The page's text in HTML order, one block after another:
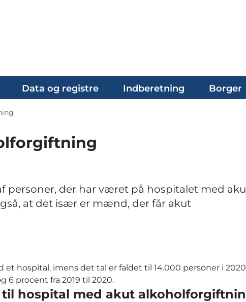
Data og registre Indberetning Borger
personer, der har været på hospitalet med
at det især er mænd, der får akut
et hospital, imens det tal er faldet til 14.000 personer i
6 procent fra 2019 til 2020.
hospital med akut